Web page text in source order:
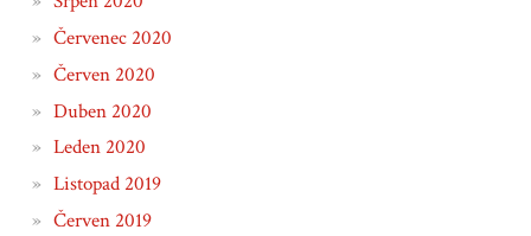
Červenec 2020
Červen 2020
Duben 2020
Leden 2020
Listopad 2019
Červen 2019